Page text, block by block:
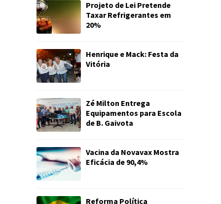
Projeto de Lei Pretende
Taxar Refrigerantes em
20%
Henrique e Mack: Festa da
Vitória
Zé Milton Entrega
Equipamentos para Escola
de B. Gaivota
Vacina da Novavax Mostra
Eficácia de 90,4%
Reforma Política